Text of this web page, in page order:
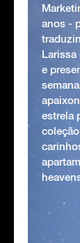
anos -
Larissa
e
estrela